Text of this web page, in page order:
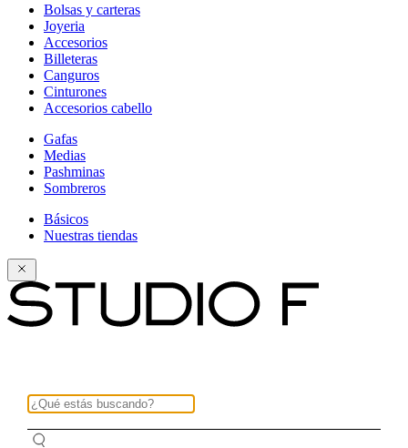
Bolsas y carteras
Joyeria
Accesorios
Billeteras
Canguros
Cinturones
Accesorios cabello
Gafas
Medias
Pashminas
Sombreros
Básicos
Nuestras tiendas
¿Qué estás buscando?